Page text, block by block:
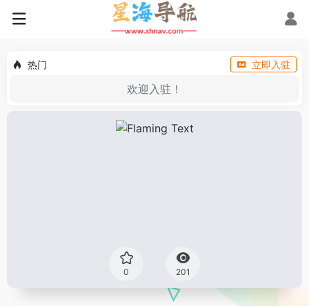
热门 立即入驻
欢迎入驻！
0 201